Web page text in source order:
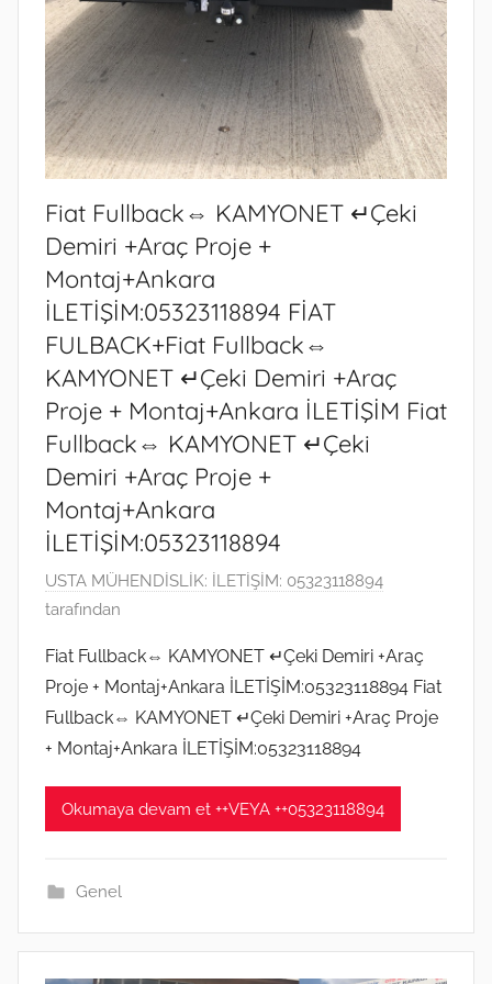
ş
Fiat Fullback⇔ KAMYONET ↵Çeki
Demiri +Araç Proje +
Montaj+Ankara
İLETİŞİM:05323118894 FİAT
FULBACK+Fiat Fullback⇔
KAMYONET ↵Çeki Demiri +Araç
Proje + Montaj+Ankara İLETİŞİM Fiat
Fullback⇔ KAMYONET ↵Çeki
Demiri +Araç Proje +
Montaj+Ankara
İLETİŞİM:05323118894
1
2
a
y
ı
s
t
r
USTA MÜHENDİSLİK: İLETİŞİM: 05323118894
tarafından
Fiat Fullback⇔ KAMYONET ↵Çeki Demiri +Araç
Proje + Montaj+Ankara İLETİŞİM:05323118894 Fiat
Fullback⇔ KAMYONET ↵Çeki Demiri +Araç Proje
+ Montaj+Ankara İLETİŞİM:05323118894
Okumaya devam et ++VEYA ++05323118894
Genel